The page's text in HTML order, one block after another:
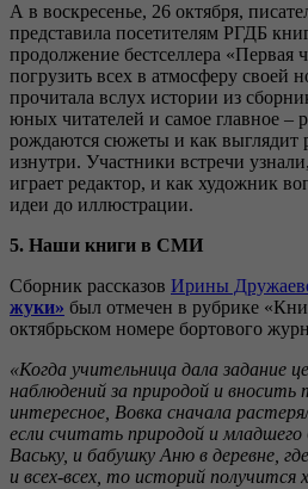
А в воскресенье, 26 октября,
представила посетителям РГДБ
продолжение бестселлера «Первая
погрузить всех в атмосферу своей
прочитала вслух истории из
юных читателей и самое главное –
рождаются сюжеты и как выглядит
изнутри. Участники встречи
играет редактор, и как художник
идеи до иллюстрации.
5. Наши книги в СМИ
Сборник рассказов Ирины
жуки» был отмечен в рубрике
октябрьском номере бортового
«Когда учительница дала задание
наблюдений за природой и вносить
интересное, Вовка сначала
если считать природой и
Ваську, и бабушку Аню в деревне,
и всех-всех, то историй получится